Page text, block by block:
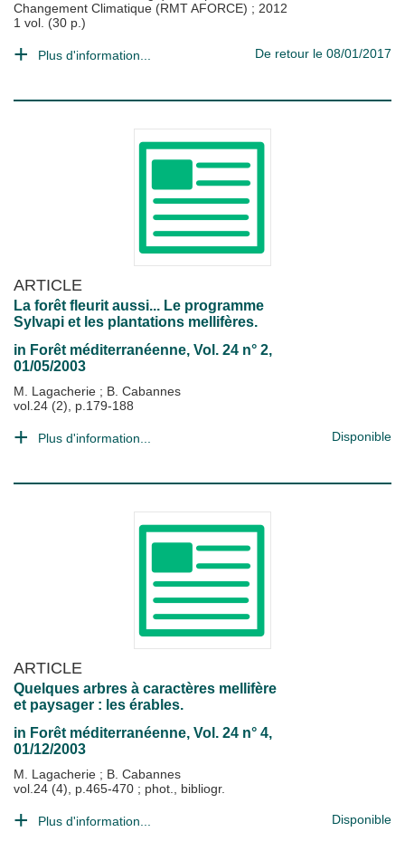
Changement Climatique (RMT AFORCE) ; 2012
1 vol. (30 p.)
Plus d'information... De retour le 08/01/2017
ARTICLE
La forêt fleurit aussi... Le programme
Sylvapi et les plantations mellifères.
in Forêt méditerranéenne, Vol. 24 n° 2,
01/05/2003
M. Lagacherie ; B. Cabannes
vol.24 (2), p.179-188
Plus d'information... Disponible
ARTICLE
Quelques arbres à caractères mellifère
et paysager : les érables.
in Forêt méditerranéenne, Vol. 24 n° 4,
01/12/2003
M. Lagacherie ; B. Cabannes
vol.24 (4), p.465-470 ; phot., bibliogr.
Plus d'information... Disponible